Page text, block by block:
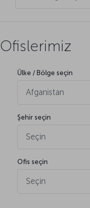
Ofislerimiz
Ülke / Bölge seçin
Afganistan
Şehir seçin
Seçin
Ofis seçin
Seçin